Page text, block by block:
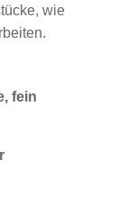
wie
fein